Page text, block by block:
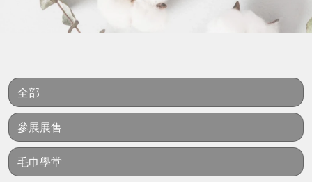
全部
參展展售
毛巾學堂